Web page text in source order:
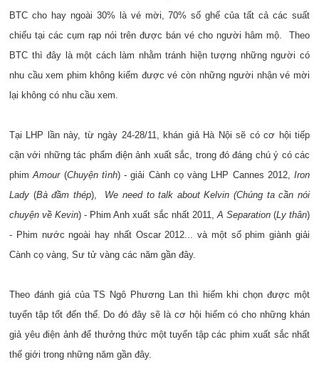
BTC cho hay ngoài 30% là vé mời, 70% số ghế của tất cả các suất
chiếu tại các cụm rạp nói trên được bán vé cho người hâm mộ. Theo
BTC thì đây là một cách làm nhằm tránh hiện tượng những người có
nhu cầu xem phim không kiếm được vé còn những người nhận vé mời
lại không có nhu cầu xem.
Tại LHP lần này, từ ngày 24-28/11, khán giả Hà Nội sẽ có cơ hội tiếp
cận với những tác phẩm điện ảnh xuất sắc, trong đó đáng chú ý có các
phimAmour(Chuyện tình) - giải Cành cọ vàng LHP Cannes 2012, Iron
Lady (Bà đầm thép), We need to talk about Kelvin (Chúng ta cần nói
chuyện về Kevin) - Phim Anh xuất sắc nhất 2011,A Separation(Ly thân)
- Phim nước ngoài hay nhất Oscar 2012... và một số phim giành giải
Cành cọ vàng, Sư tử vàng các năm gần đây.
Theo đánh giá của TS Ngô Phương Lan thì hiếm khi chọn được một
tuyển tập tốt đến thế. Do đó đây sẽ là cơ hội hiếm có cho những khán
giả yêu điện ảnh để thưởng thức một tuyển tập các phim xuất sắc nhất
thế giới trong những năm gần đây.